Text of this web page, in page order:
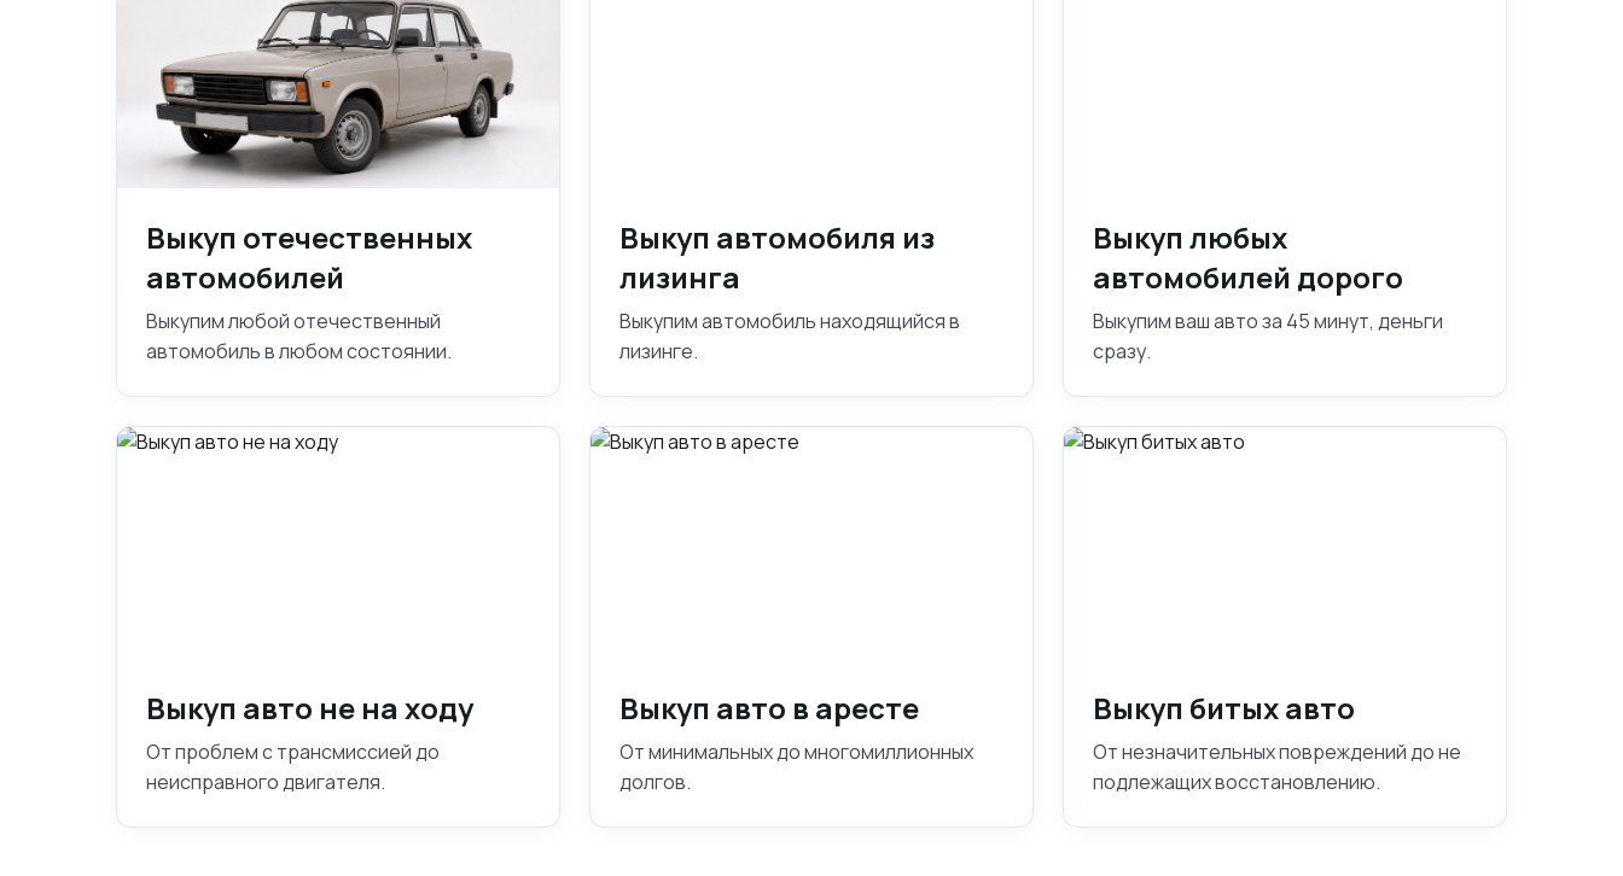
Выкуп отечественных
автомобилей
Выкупим любой отечественный
автомобиль в любом состоянии.
Выкуп автомобиля из
лизинга
Выкупим автомобиль находящийся в
лизинге.
Выкуп любых
автомобилей дорого
Выкупим ваш авто за 45 минут, деньги
сразу.
Выкуп авто не на ходу
От проблем с трансмиссией до
неисправного двигателя.
Выкуп авто в аресте
От минимальных до многомиллионных
долгов.
Выкуп битых авто
От незначительных повреждений до не
подлежащих восстановлению.